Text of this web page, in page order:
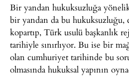
Bir yandan hukuksuzluğa
bir yandan da bu
kopartıp, Türk usulü başkanlık
tarihiyle sınırlıyor. Bu ise bir
olan cumhuriyet tarihinde bu
olmasında hukuksal yapının